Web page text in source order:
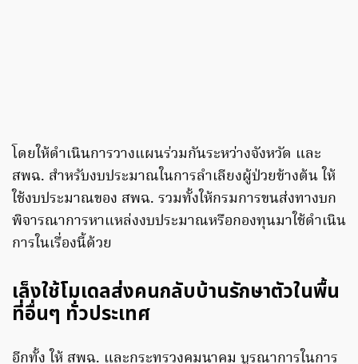
โดยให้ดำเนินการวางแผนร่วมกันระหว่างจังหวัด และ
สพฉ. สำหรับงบประมาณในการลำเลียงผู้ป่วยข้างต้น ให้
ใช้งบประมาณของ สพฉ. รวมทั้งให้กรมการขนส่งทางบก
พิจารณาการหาแหล่งงบประมาณหรือกองทุนมาใช้ดำเนิน
การในเรื่องนี้ด้วย
เล็งใช้โมเดลส่งคนกลับบ้านรักษาตัวในพื้น
ที่อื่นๆ ทั่วประเทศ
อีกทั้ง ให้ สพฉ. และกระทรวงคมนาคม บูรณาการในการ